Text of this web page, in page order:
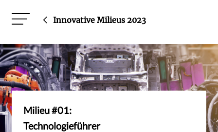
Innovative Milieus 2023
Milieu #01:
Technologieführer